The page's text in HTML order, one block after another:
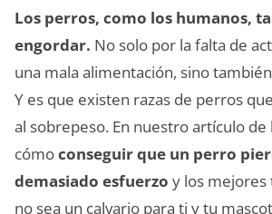
Los perros, como los humanos,
engordar. No solo por la falta de
una mala alimentación, sino
Y es que existen razas de perros
al sobrepeso. En nuestro artículo
cómoconseguir que un perro
demasiado esfuerzo y los mejores
no sea un calvario para ti y tu